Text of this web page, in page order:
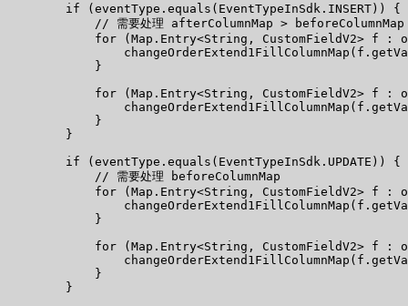
        if (eventType.equals(EventTypeInSdk.INSERT)) {
            // 需要处理 afterColumnMap > beforeColumnMap
for (Map.Entry<String, CustomFieldV2> f :
            }
for (Map.Entry<String, CustomFieldV2> f :
            }
        }
        if (eventType.equals(EventTypeInSdk.UPDATE)) {
            // 需要处理 beforeColumnMap
for (Map.Entry<String, CustomFieldV2> f :
            }
for (Map.Entry<String, CustomFieldV2> f :
            }
        }